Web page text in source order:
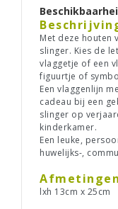
Met deze houten
slinger. Kies de
vlaggetje of een
figuurtje of
Een vlaggenlijn
cadeau bij een
slinger op
kinderkamer.
Een leuke,
huwelijks-,
Afmetingen
lxh 13cm x 25cm